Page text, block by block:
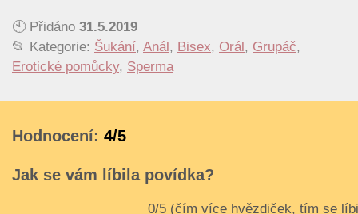
🕙 Přidáno 31.5.2019
📂 Kategorie: Šukání, Anál , Bisex, Orál , Grupáč,
Erotické pomůcky, Sperma
Hodnocení: 4/5
Jak se vám líbila povídka?